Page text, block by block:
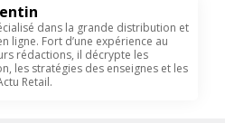
dans la grande distribution et
ligne. Fort d’une expérience au
rédactions, il décrypte les
les stratégies des enseignes et les
Retail.